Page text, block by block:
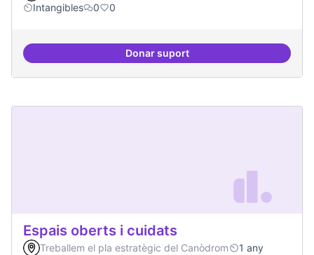
Intangibles
0 0
Donar suportEspai punter en innovació
Espais oberts i cuidats
Treballem el pla estratègic del Canòdrom
1 any